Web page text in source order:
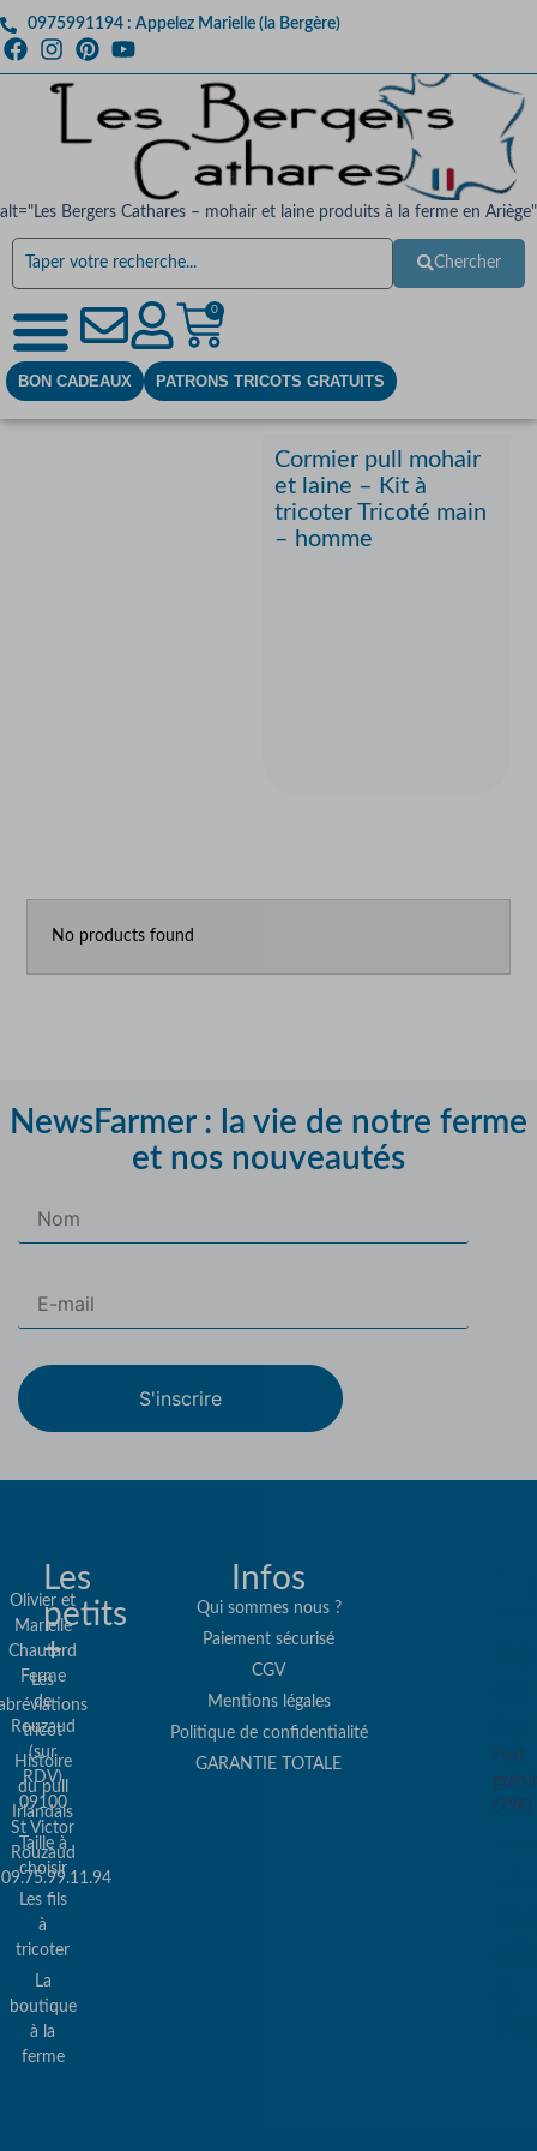
0975991194 : Appelez Marielle (la Bergère)
alt="Les Bergers Cathares – mohair et laine produits à la ferme en Ariège"
Chercher
0
BON CADEAUX PATRONS TRICOTS GRATUITS
Cormier pull mohair
et laine – Kit à
tricoter Tricoté main
– homme
No products found
NewsFarmer : la vie de notre ferme
et nos nouveautés
S'inscrire
Olivier et
Marielle
Chautard
Ferme
de
Rouzaud
(sur
RDV)
09100
St Victor
Rouzaud
09.75.99.11.94
Les
petits
+
Les
tricot
Histoire
du pull
Irlandais
Taille à
choisir
Les fils
à
tricoter
La
boutique
à la
ferme
Infos
Qui sommes nous ?
Paiement sécurisé
CGV
Mentions légales
Politique de confidentialité
GARANTIE TOTALE
Port
(79€)